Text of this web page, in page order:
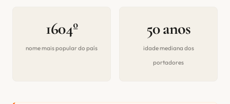
1604º
nome mais popular do país
50 anos
idade mediana dos
portadores